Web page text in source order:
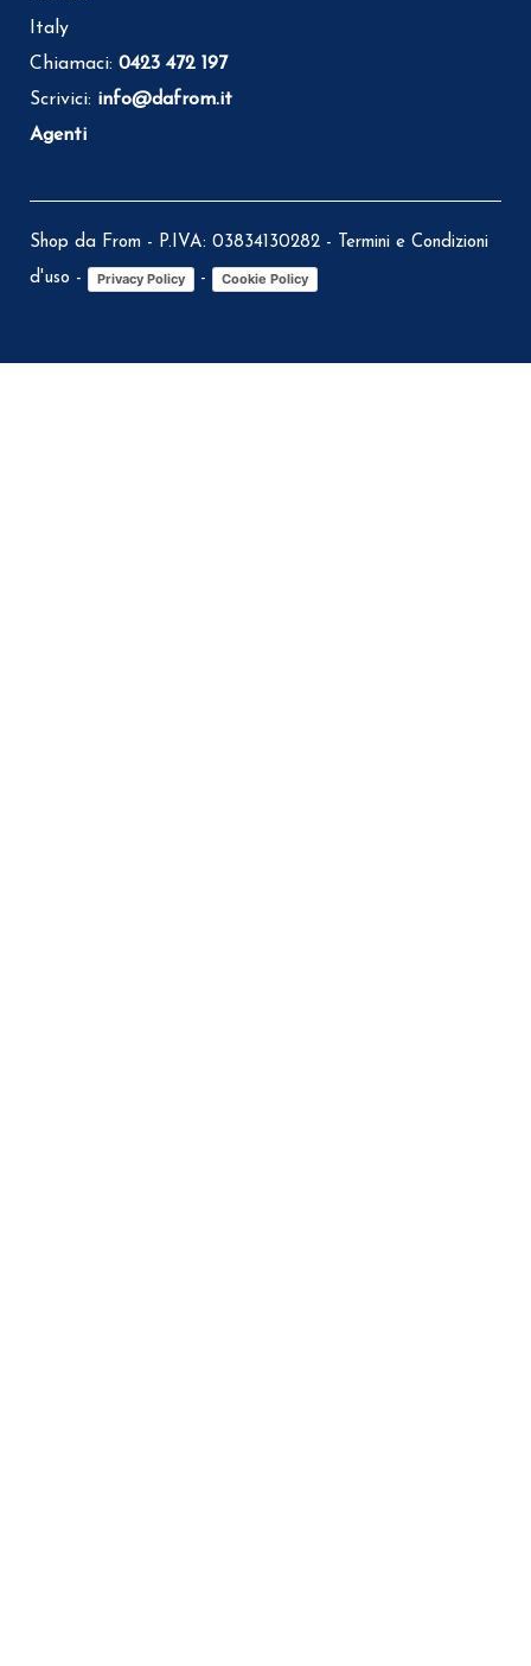
Italy
Chiamaci: 0423 472 197
Scrivici: info@dafrom.it
Agenti
Shop da From - P.IVA: 03834130282 - Termini e Condizioni
d'uso - Privacy Policy - Cookie Policy